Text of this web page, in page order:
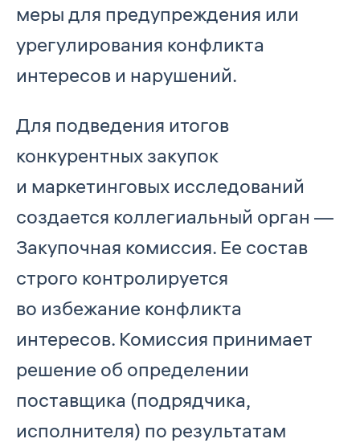
меры для предупреждения или
урегулирования конфликта
интересов и нарушений.
Для подведения итогов
конкурентных закупок
и маркетинговых исследований
создается коллегиальный орган —
Закупочная комиссия. Ее состав
строго контролируется
во избежание конфликта
интересов. Комиссия принимает
решение об определении
поставщика (подрядчика,
исполнителя) по результатам